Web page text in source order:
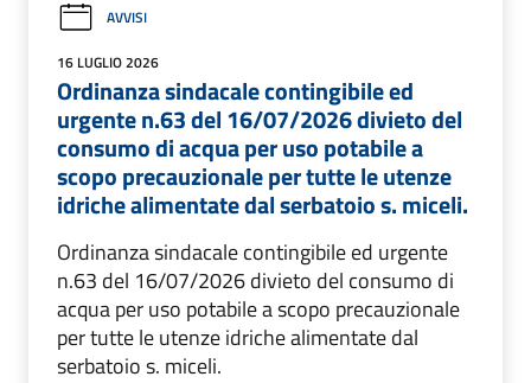
AVVISI
16 LUGLIO 2026
Ordinanza sindacale contingibile ed
urgente n.63 del 16/07/2026 divieto del
consumo di acqua per uso potabile a
scopo precauzionale per tutte le utenze
idriche alimentate dal serbatoio s. miceli.
Ordinanza sindacale contingibile ed urgente
n.63 del 16/07/2026 divieto del consumo di
acqua per uso potabile a scopo precauzionale
per tutte le utenze idriche alimentate dal
serbatoio s. miceli.